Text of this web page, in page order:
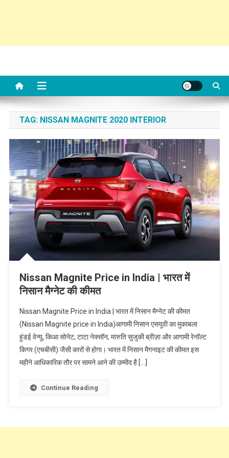
TAG: NISSAN MAGNITE 2020 INTERIOR
Nissan Magnite Price in India | भारत में
निसान मैग्नेट की कीमत
Nissan Magnite Price in India | भारत में निसान मैग्नेट की कीमत
(Nissan Magnite price in India)आगामी निसान एसयूवी का मुकाबला
हुंडई वेन्यू, किआ सोनेट, टाटा नेक्सॉन, मारुति सुजुकी ब्रीज़ा और आगामी रेनॉल्ट
किगर (एचबीसी) जैसी कारों से होगा। भारत में निसान मैगनाइट की कीमत इस
महीने आधिकारिक तौर पर सामने आने की उम्मीद है […]
Continue Reading